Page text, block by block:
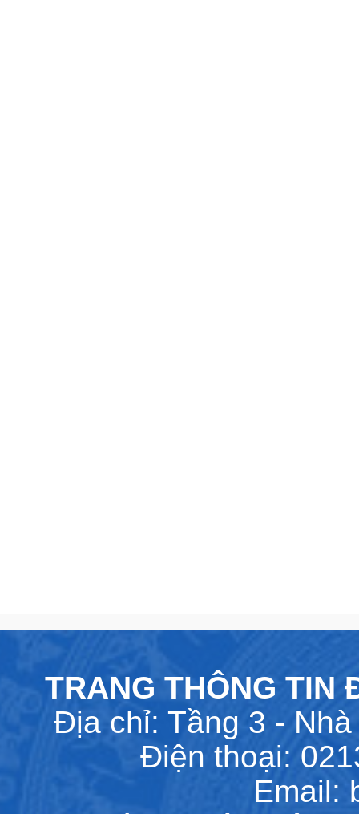
TRANG THÔNG TIN
Địa chỉ: Tầng 3 -
Điện thoại:
Email: